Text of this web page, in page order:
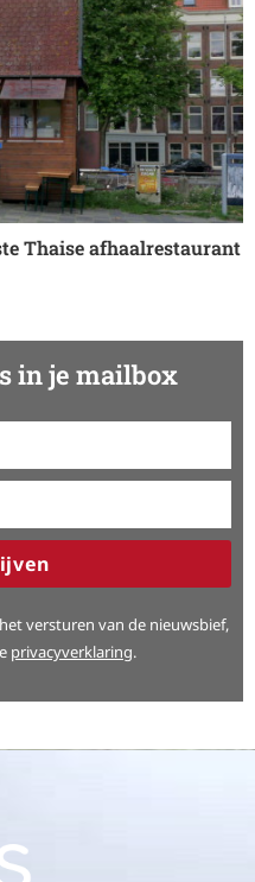
Thaise afhaalrestaurant
in je mailbox
versturen van de nieuwsbief,
privacyverklaring.